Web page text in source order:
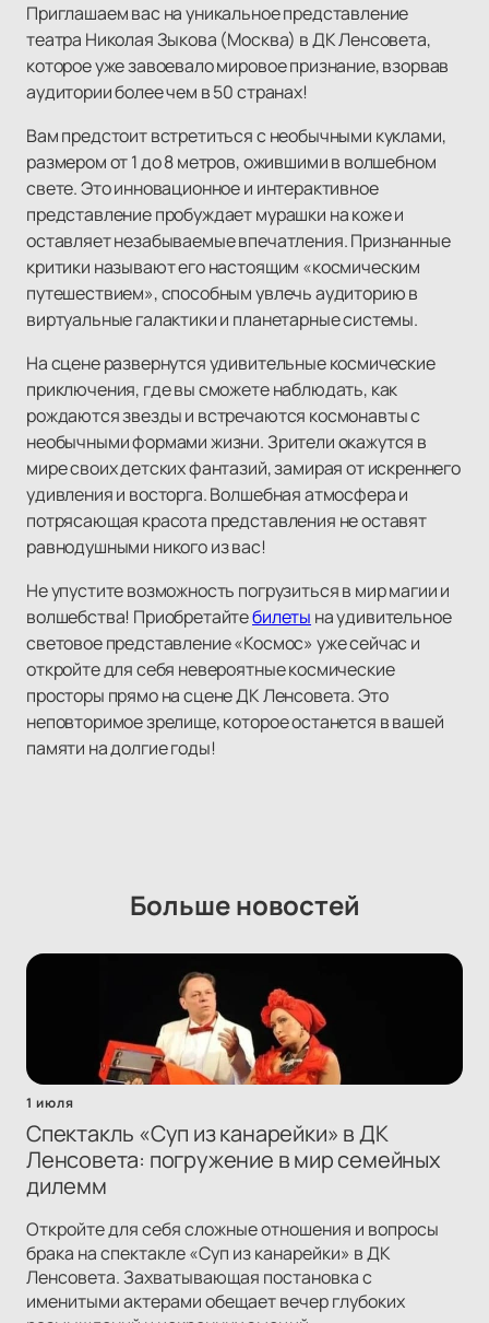
Приглашаем вас на уникальное представление
театра Николая Зыкова (Москва) в ДК Ленсовета,
которое уже завоевало мировое признание, взорвав
аудитории более чем в 50 странах!
Вам предстоит встретиться с необычными куклами,
размером от 1 до 8 метров, ожившими в волшебном
свете. Это инновационное и интерактивное
представление пробуждает мурашки на коже и
оставляет незабываемые впечатления. Признанные
критики называют его настоящим «космическим
путешествием», способным увлечь аудиторию в
виртуальные галактики и планетарные системы.
На сцене развернутся удивительные космические
приключения, где вы сможете наблюдать, как
рождаются звезды и встречаются космонавты с
необычными формами жизни. Зрители окажутся в
мире своих детских фантазий, замирая от искреннего
удивления и восторга. Волшебная атмосфера и
потрясающая красота представления не оставят
равнодушными никого из вас!
Не упустите возможность погрузиться в мир магии и
волшебства! Приобретайтебилеты на удивительное
световое представление «Космос» уже сейчас и
откройте для себя невероятные космические
просторы прямо на сцене ДК Ленсовета. Это
неповторимое зрелище, которое останется в вашей
памяти на долгие годы!
Больше новостей
1 июля
Спектакль «Суп из канарейки» в ДК
Ленсовета: погружение в мир семейных
дилемм
Откройте для себя сложные отношения и вопросы
брака на спектакле «Суп из канарейки» в ДК
Ленсовета. Захватывающая постановка с
именитыми актерами обещает вечер глубоких